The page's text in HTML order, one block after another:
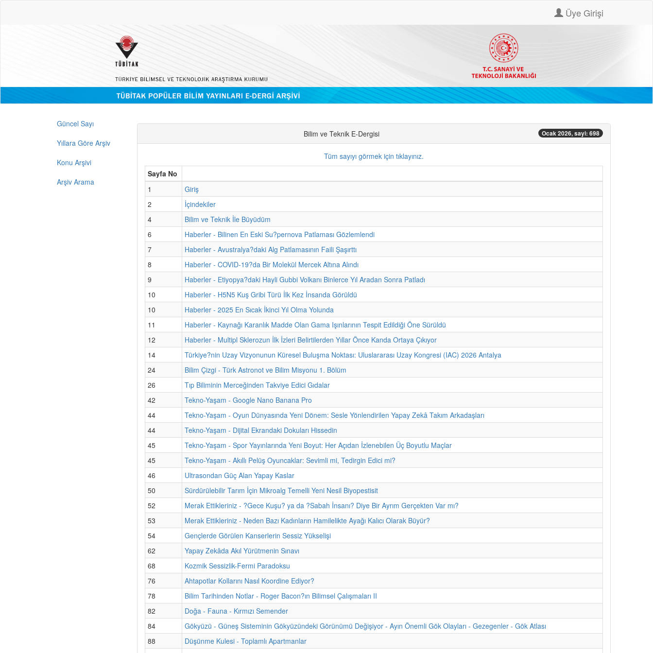
Üye Girişi
Güncel Sayı
Yıllara Göre Arşiv
Konu Arşivi
Arşiv Arama
Bilim ve Teknik E-Dergisi Ocak 2026, sayi: 698
Tüm sayıyı görmek için tıklayınız.
Sayfa No
1
Giriş
2
İçindekiler
4
Bilim ve Teknik İle Büyüdüm
6
Haberler - Bilinen En Eski Su?pernova Patlaması Gözlemlendi
7
Haberler - Avustralya?daki Alg Patlamasının Faili Şaşırttı
8
Haberler - COVID-19?da Bir Molekül Mercek Altına Alındı
9
Haberler - Etiyopya?daki Hayli Gubbi Volkanı Binlerce Yıl Aradan Sonra Patladı
10
Haberler - H5N5 Kuş Gribi Türü İlk Kez İnsanda Görüldü
10
Haberler - 2025 En Sıcak İkinci Yıl Olma Yolunda
11
Haberler - Kaynağı Karanlık Madde Olan Gama Işınlarının Tespit Edildiği Öne Sürüldü
12
Haberler - Multipl Sklerozun İlk İzleri Belirtilerden Yıllar Önce Kanda Ortaya Çıkıyor
14
Türkiye?nin Uzay Vizyonunun Küresel Buluşma Noktası: Uluslararası Uzay Kongresi (IAC) 2026 Antalya
24
Bilim Çizgi - Türk Astronot ve Bilim Misyonu 1. Bölüm
26
Tıp Biliminin Merceğinden Takviye Edici Gıdalar
42
Tekno-Yaşam - Google Nano Banana Pro
44
Tekno-Yaşam - Oyun Dünyasında Yeni Dönem: Sesle Yönlendirilen Yapay Zekâ Takım Arkadaşları
44
Tekno-Yaşam - Dijital Ekrandaki Dokuları Hissedin
45
Tekno-Yaşam - Spor Yayınlarında Yeni Boyut: Her Açıdan İzlenebilen Üç Boyutlu Maçlar
45
Tekno-Yaşam - Akıllı Pelüş Oyuncaklar: Sevimli mi, Tedirgin Edici mi?
46
Ultrasondan Güç Alan Yapay Kaslar
50
Sürdürülebilir Tarım İçin Mikroalg Temelli Yeni Nesil Biyopestisit
52
Merak Ettikleriniz - ?Gece Kuşu? ya da ?Sabah İnsanı? Diye Bir Ayrım Gerçekten Var mı?
53
Merak Ettikleriniz - Neden Bazı Kadınların Hamilelikte Ayağı Kalıcı Olarak Büyür?
54
Gençlerde Görülen Kanserlerin Sessiz Yükselişi
62
Yapay Zekâda Akıl Yürütmenin Sınavı
68
Kozmik Sessizlik-Fermi Paradoksu
76
Ahtapotlar Kollarını Nasıl Koordine Ediyor?
78
Bilim Tarihinden Notlar - Roger Bacon?ın Bilimsel Çalışmaları II
82
Doğa - Fauna - Kırmızı Semender
84
Gökyüzü - Güneş Sisteminin Gökyüzündeki Görünümü Değişiyor - Ayın Önemli Gök Olayları - Gezegenler - Gök Atlası
88
Düşünme Kulesi - Toplamlı Apartmanlar